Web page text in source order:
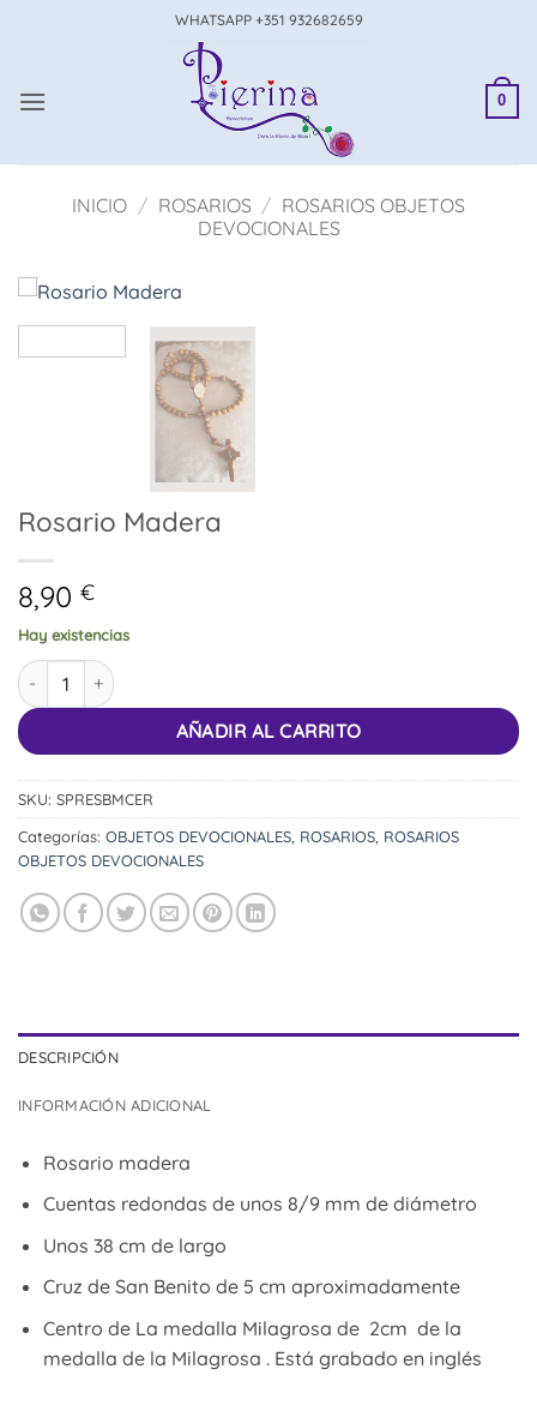
WHATSAPP +351 932682659
0
INICIO / ROSARIOS / ROSARIOS OBJETOS
DEVOCIONALES
Rosario Madera
8,90 €
Hay existencias
Rosario Madera cantidad
AÑADIR AL CARRITO
SKU: SPRESBMCER
Categorías: OBJETOS DEVOCIONALES ROSARIOS ROSARIOS
OBJETOS DEVOCIONALES
DESCRIPCIÓN
INFORMACIÓN ADICIONAL
Rosario madera
Cuentas redondas de unos 8/9 mm de diámetro
Unos 38 cm de largo
Cruz de San Benito de 5 cm aproximadamente
Centro de La medalla Milagrosa de 2cm de la
medalla de la Milagrosa . Está grabado en inglés